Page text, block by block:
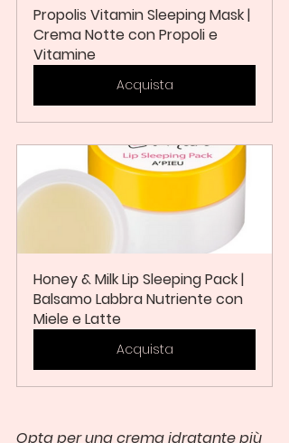
Propolis Vitamin Sleeping Mask |
Crema Notte con Propoli e
Vitamine
Acquista
Honey & Milk Lip Sleeping Pack |
Balsamo Labbra Nutriente con
Miele e Latte
Acquista
Opta per una crema idratante più